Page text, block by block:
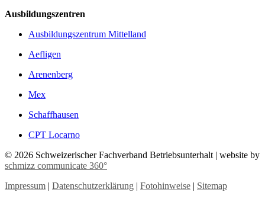
Ausbildungszentren
Ausbildungszentrum Mittelland
Aefligen
Arenenberg
Mex
Schaffhausen
CPT Locarno
© 2026 Schweizerischer Fachverband Betriebsunterhalt | website by
schmizz communicate 360°
Impressum | Datenschutzerklärung | Fotohinweise | Sitemap